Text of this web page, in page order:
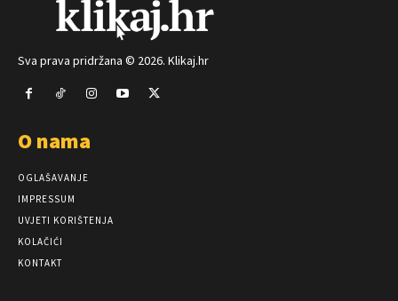
Sva prava pridržana © 2026. Klikaj.hr
O nama
OGLAŠAVANJE
IMPRESSUM
UVJETI KORIŠTENJA
KOLAČIĆI
KONTAKT